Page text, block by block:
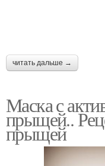
читать дальше →
Маска с
прыщей..
прыщей